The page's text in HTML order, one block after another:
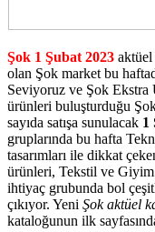
Şok 1 Şubat 2023
olan Şok market bu
Seviyoruz ve Şok Ekstra
ürünleri buluşturduğu
sayıda satışa sunulacak 1
gruplarında bu hafta
tasarımları ile dikkat
ürünleri, Tekstil ve
ihtiyaç grubunda bol
çıkıyor. Yeni Şok aktüel
kataloğunun ilk